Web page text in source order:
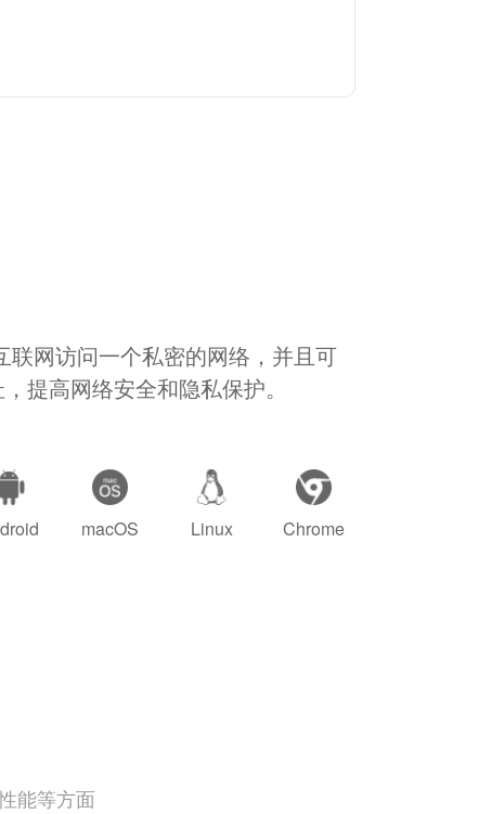
联网访问一个私密的网络，并且可
提高网络安全和隐私保护。
macOS Linux Chrome
能等方面